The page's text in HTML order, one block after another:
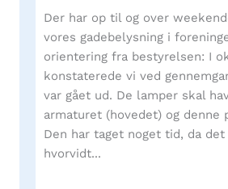
Der har op til og over
vores gadebelysning i
orientering fra bestyrelsen: I
konstaterede vi ved
var gået ud. De lamper skal
armaturet (hovedet) og denne
Den har taget noget tid, da
hvorvidt...